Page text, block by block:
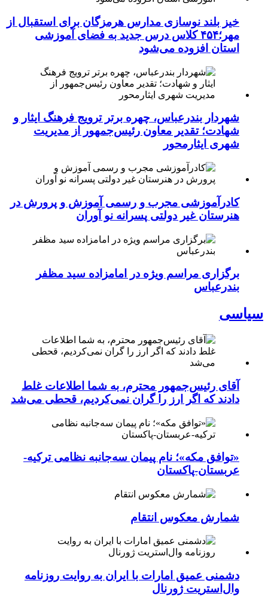
خیز بلند نوسازی مدارس هرمزگان برای استقبال از
مهر؛۴۵۴ کلاس درس جدید به فضای آموزشی
استان افزوده می‌شود
شهردار بندرعباس، چهره برتر ترویج فرهنگ ایثار و
شهادت؛ تقدیر معاون رئیس‌جمهور از مدیریت
شهری ایثارمحور
کادرآموزشی مجرب و رسمی آموزش و پرورش در
هنرستان غیر دولتی پسرانه نو آوران
برگزاری مراسم ویژه در امامزاده سید مظفر
بندرعباس
سیاسی
آقای رئیس‌جمهور محترم، به شما اطلاعات غلط
دادند که اگر ارز را گران نمی‌کردیم، قحطی می‌شد
«توافق مکه»؛ نام پیمان سه‌جانبه نظامی ترکیه-
عربستان-پاکستان
شمارش معکوس انتقام
دشمنی عمیق امارات با ایران به روایت روزنامه
وال‌استریت ژورنال